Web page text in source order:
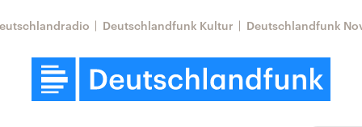
Deutschlandfunk Kultur Deutschlandfunk